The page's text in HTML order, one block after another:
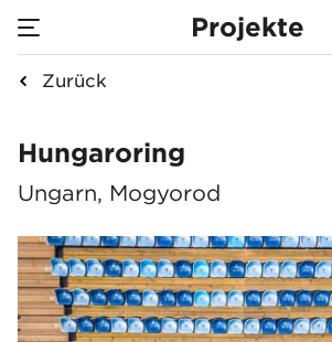
Projekte
Zurück
Hungaroring
Hungaroring
Ungarn, Mogyorod